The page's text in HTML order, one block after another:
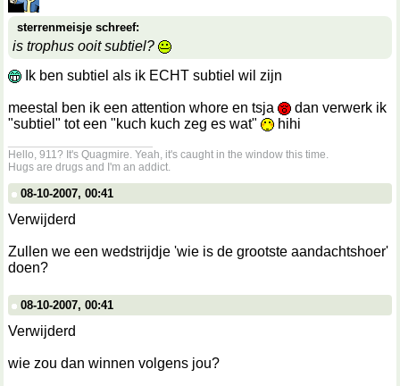
sterrenmeisje schreef:
is trophus ooit subtiel?
Ik ben subtiel als ik ECHT subtiel wil zijn
meestal ben ik een attention whore en tsja
dan verwerk ik
"subtiel" tot een "kuch kuch zeg es wat"
hihi
Hello, 911? It's Quagmire. Yeah, it's caught in the window this time.
Hugs are drugs and I'm an addict.
08-10-2007, 00:41
Verwijderd
Zullen we een wedstrijdje 'wie is de grootste aandachtshoer'
doen?
08-10-2007, 00:41
Verwijderd
wie zou dan winnen volgens jou?